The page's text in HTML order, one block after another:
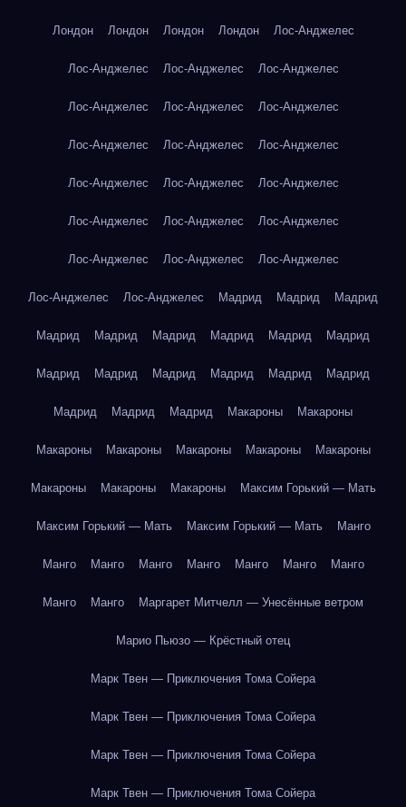
Лондон Лондон Лондон Лондон Лос-Анджелес
Лос-Анджелес Лос-Анджелес Лос-Анджелес
Лос-Анджелес Лос-Анджелес Лос-Анджелес
Лос-Анджелес Лос-Анджелес Лос-Анджелес
Лос-Анджелес Лос-Анджелес Лос-Анджелес
Лос-Анджелес Лос-Анджелес Лос-Анджелес
Лос-Анджелес Лос-Анджелес Лос-Анджелес
Лос-Анджелес Лос-Анджелес Мадрид Мадрид Мадрид
Мадрид Мадрид Мадрид Мадрид Мадрид Мадрид
Мадрид Мадрид Мадрид Мадрид Мадрид Мадрид
Мадрид Мадрид Мадрид Макароны Макароны
Макароны Макароны Макароны Макароны Макароны
Макароны Макароны Макароны Максим Горький — Мать
Максим Горький — Мать Максим Горький — Мать Манго
Манго Манго Манго Манго Манго Манго Манго
Манго Манго Маргарет Митчелл — Унесённые ветром
Марио Пьюзо — Крёстный отец
Марк Твен — Приключения Тома Сойера
Марк Твен — Приключения Тома Сойера
Марк Твен — Приключения Тома Сойера
Марк Твен — Приключения Тома Сойера